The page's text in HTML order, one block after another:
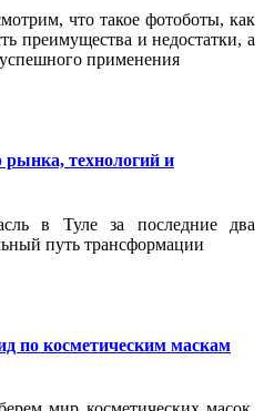
что такое фотоботы, как
преимущества и недостатки, а
применения
рынка, технологий и
в Туле за последние два
путь трансформации
по косметическим маскам